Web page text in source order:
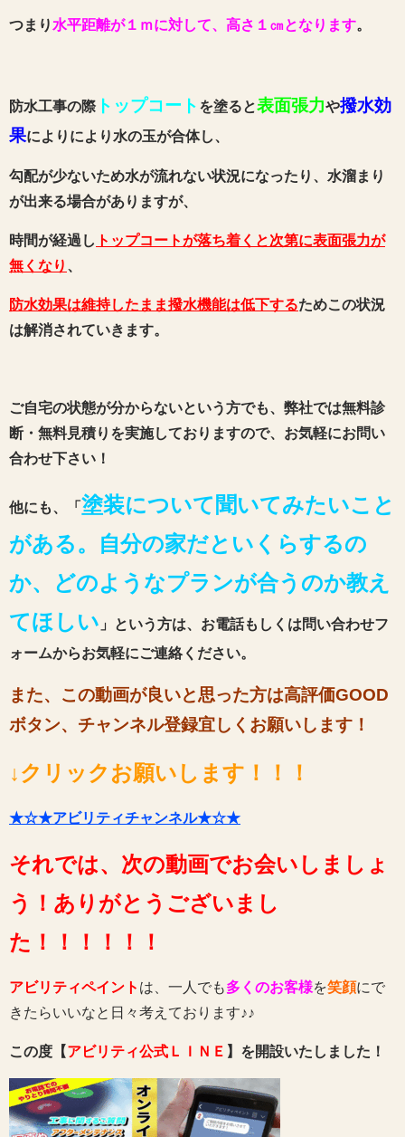
つまり 水平距離が１ｍに対して、高さ１㎝となります。
防水工事の際 トップコート を塗ると表面張力や撥水効
果によりにより水の玉が合体し、
勾配が少ないため水が流れない状況になったり、水溜まり
が出来る場合がありますが、
時間が経過し トップコートが落ち着くと次第に表面張力が
無くなり 、
防水効果は維持したまま撥水機能は低下するためこの状況
は解消されていきます。
ご自宅の状態が分からないという方でも、弊社では無料診
断・無料見積りを実施しておりますので、お気軽にお問い
合わせ下さい！
他にも、「 塗装について聞いてみたいこと
がある。自分の家だといくらするの
か、どのようなプランが合うのか教え
てほしい 」という方は、お電話もしくは問い合わせフ
ォームからお気軽にご連絡ください。
また、この動画が良いと思った方は高評価GOOD
ボタン、チャンネル登録宜しくお願いします！
↓クリックお願いします！！！
★☆★アビリティチャンネル★☆★
それでは、次の動画でお会いしましょ
う！ありがとうございまし
た！！！！！！
アビリティペイント は、一人でも多くのお客様を笑顔にで
きたらいいなと日々考えております♪♪
この度【アビリティ公式ＬＩＮＥ 】を開設いたしました！